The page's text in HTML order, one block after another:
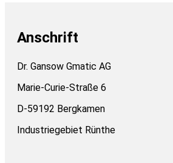
Anschrift
Dr. Gansow Gmatic AG
Marie-Curie-Straße 6
D-59192 Bergkamen
Industriegebiet Rünthe